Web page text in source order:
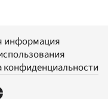
информация
конфиденциальности